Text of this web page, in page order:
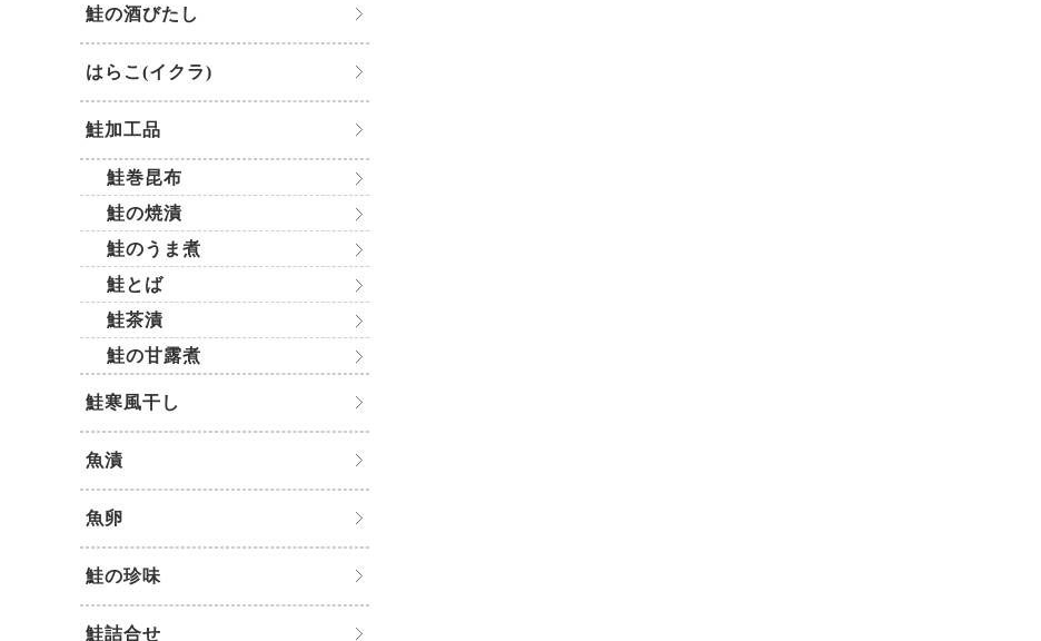
鮭の酒びたし
はらこ(イクラ)
鮭加工品
鮭巻昆布
鮭の焼漬
鮭のうま煮
鮭とば
鮭茶漬
鮭の甘露煮
鮭寒風干し
魚漬
魚卵
鮭の珍味
鮭詰合せ